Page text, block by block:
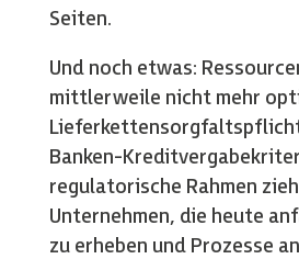
Seiten.
Und noch etwas:
mittlerweile nicht mehr
Banken-
regulatorische Rahmen
Unternehmen, die heute
zu erheben und Prozesse